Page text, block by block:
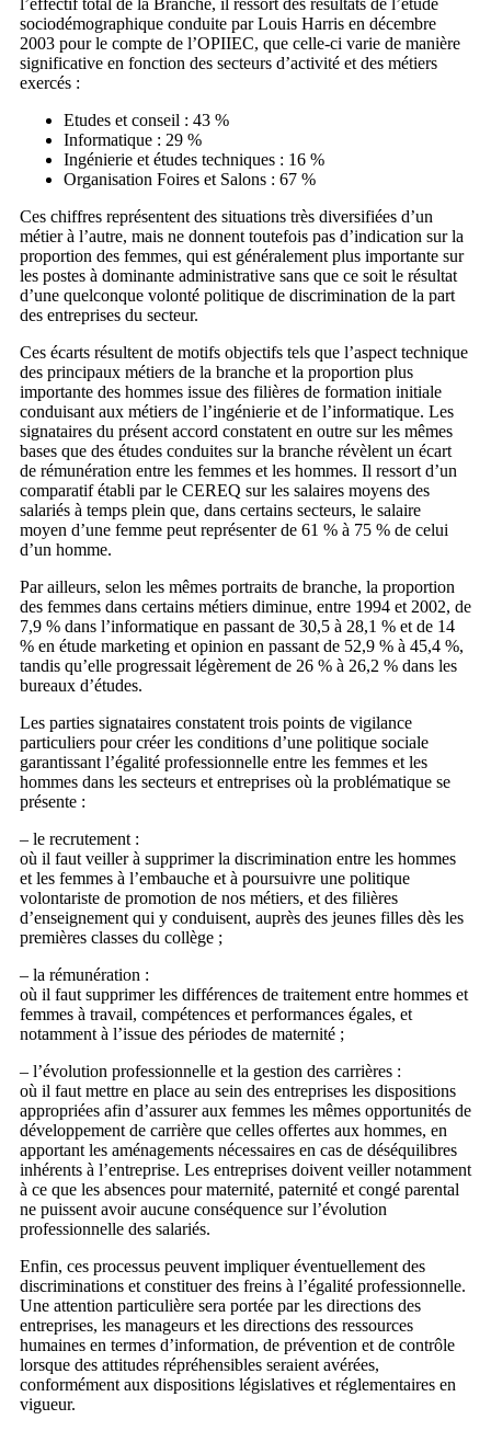
l’effectif total de la Branche, il ressort des résultats de l’étude
sociodémographique conduite par Louis Harris en décembre
2003 pour le compte de l’OPIIEC, que celle-ci varie de manière
significative en fonction des secteurs d’activité et des métiers
exercés :
Etudes et conseil : 43 %
Informatique : 29 %
Ingénierie et études techniques : 16 %
Organisation Foires et Salons : 67 %
Ces chiffres représentent des situations très diversifiées d’un
métier à l’autre, mais ne donnent toutefois pas d’indication sur la
proportion des femmes, qui est généralement plus importante sur
les postes à dominante administrative sans que ce soit le résultat
d’une quelconque volonté politique de discrimination de la part
des entreprises du secteur.
Ces écarts résultent de motifs objectifs tels que l’aspect technique
des principaux métiers de la branche et la proportion plus
importante des hommes issue des filières de formation initiale
conduisant aux métiers de l’ingénierie et de l’informatique. Les
signataires du présent accord constatent en outre sur les mêmes
bases que des études conduites sur la branche révèlent un écart
de rémunération entre les femmes et les hommes. Il ressort d’un
comparatif établi par le CEREQ sur les salaires moyens des
salariés à temps plein que, dans certains secteurs, le salaire
moyen d’une femme peut représenter de 61 % à 75 % de celui
d’un homme.
Par ailleurs, selon les mêmes portraits de branche, la proportion
des femmes dans certains métiers diminue, entre 1994 et 2002, de
7,9 % dans l’informatique en passant de 30,5 à 28,1 % et de 14
% en étude marketing et opinion en passant de 52,9 % à 45,4 %,
tandis qu’elle progressait légèrement de 26 % à 26,2 % dans les
bureaux d’études.
Les parties signataires constatent trois points de vigilance
particuliers pour créer les conditions d’une politique sociale
garantissant l’égalité professionnelle entre les femmes et les
hommes dans les secteurs et entreprises où la problématique se
présente :
– le recrutement :
où il faut veiller à supprimer la discrimination entre les hommes
et les femmes à l’embauche et à poursuivre une politique
volontariste de promotion de nos métiers, et des filières
d’enseignement qui y conduisent, auprès des jeunes filles dès les
premières classes du collège ;
– la rémunération :
où il faut supprimer les différences de traitement entre hommes et
femmes à travail, compétences et performances égales, et
notamment à l’issue des périodes de maternité ;
– l’évolution professionnelle et la gestion des carrières :
où il faut mettre en place au sein des entreprises les dispositions
appropriées afin d’assurer aux femmes les mêmes opportunités de
développement de carrière que celles offertes aux hommes, en
apportant les aménagements nécessaires en cas de déséquilibres
inhérents à l’entreprise. Les entreprises doivent veiller notamment
à ce que les absences pour maternité, paternité et congé parental
ne puissent avoir aucune conséquence sur l’évolution
professionnelle des salariés.
Enfin, ces processus peuvent impliquer éventuellement des
discriminations et constituer des freins à l’égalité professionnelle.
Une attention particulière sera portée par les directions des
entreprises, les manageurs et les directions des ressources
humaines en termes d’information, de prévention et de contrôle
lorsque des attitudes répréhensibles seraient avérées,
conformément aux dispositions législatives et réglementaires en
vigueur.